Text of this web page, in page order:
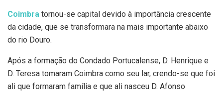
Coimbra tornou-se capital devido à importância crescente
da cidade, que se transformara na mais importante abaixo
do rio Douro.
Após a formação do Condado Portucalense, D. Henrique e
D. Teresa tomaram Coimbra como seu lar, crendo-se que foi
ali que formaram família e que ali nasceu D. Afonso